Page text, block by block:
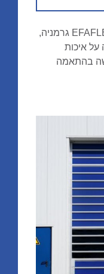
דלת אוטומטית מהירה תוצרת EFAFLEX גרמניה,
איכות
בהתאמה